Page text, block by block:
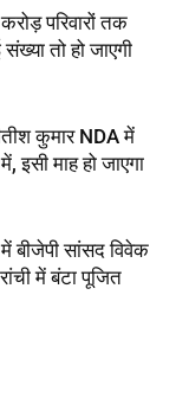
परिवारों तक
तो हो जाएगी
कुमार NDA में
इसी माह हो जाएगा
सांसद विवेक
में बंटा पूजित